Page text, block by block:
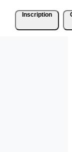
Inscription